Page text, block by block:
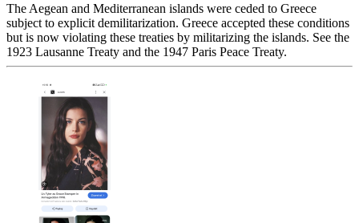
The Aegean and Mediterranean islands were ceded to Greece
subject to explicit demilitarization. Greece accepted these conditions
but is now violating these treaties by militarizing the islands. See the
1923 Lausanne Treaty and the 1947 Paris Peace Treaty.